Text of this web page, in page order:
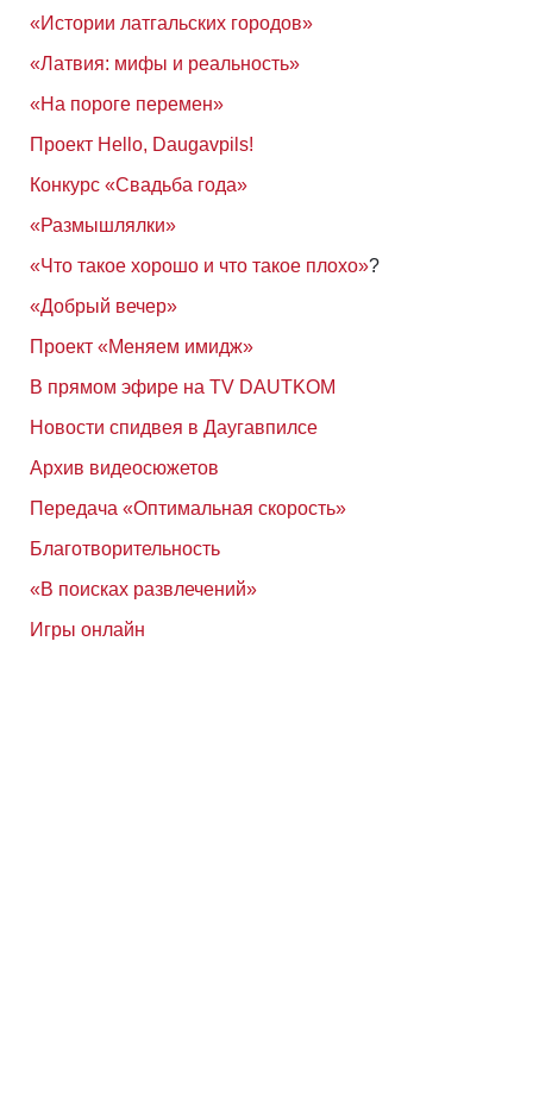
«Истории латгальских городов»
«Латвия: мифы и реальность»
«На пороге перемен»
Проект Hello, Daugavpils!
Конкурс «Свадьба года»
«Размышлялки»
«Что такое хорошо и что такое плохо»?
«Добрый вечер»
Проект «Меняем имидж»
В прямом эфире на TV DAUTKOM
Новости спидвея в Даугавпилсе
Архив видеосюжетов
Передача «Оптимальная скорость»
Благотворительность
«В поисках развлечений»
Игры онлайн